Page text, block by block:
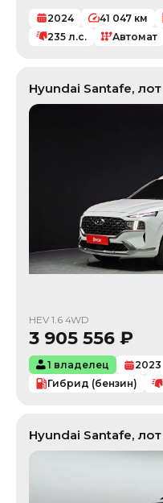
2024 41 047 км
235 л.с. Автомат
Hyundai Santafe, лот
HEV 1.6 4WD
3 905 556 ₽
1 владелец 2023
Гибрид (бензин)
Hyundai Santafe, лот